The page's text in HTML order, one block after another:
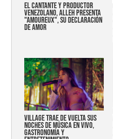
EL CANTANTE Y PRODUCTOR
VENEZOLANO, ALLEH PRESENTA
"AMOUREUX", SU DECLARACIÓN
DE AMOR
Village trae de vuelta sus
noches de música en vivo,
gastronomía y